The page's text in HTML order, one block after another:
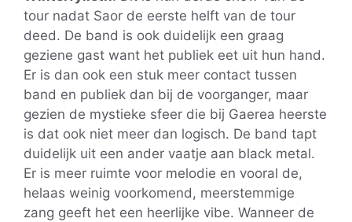
tour nadat Saor de eerste helft van de tour
deed. De band is ook duidelijk een graag
geziene gast want het publiek eet uit hun hand.
Er is dan ook een stuk meer contact tussen
band en publiek dan bij de voorganger, maar
gezien de mystieke sfeer die bij Gaerea heerste
is dat ook niet meer dan logisch. De band tapt
duidelijk uit een ander vaatje aan black metal.
Er is meer ruimte voor melodie en vooral de,
helaas weinig voorkomend, meerstemmige
zang geeft het een heerlijke vibe. Wanneer de